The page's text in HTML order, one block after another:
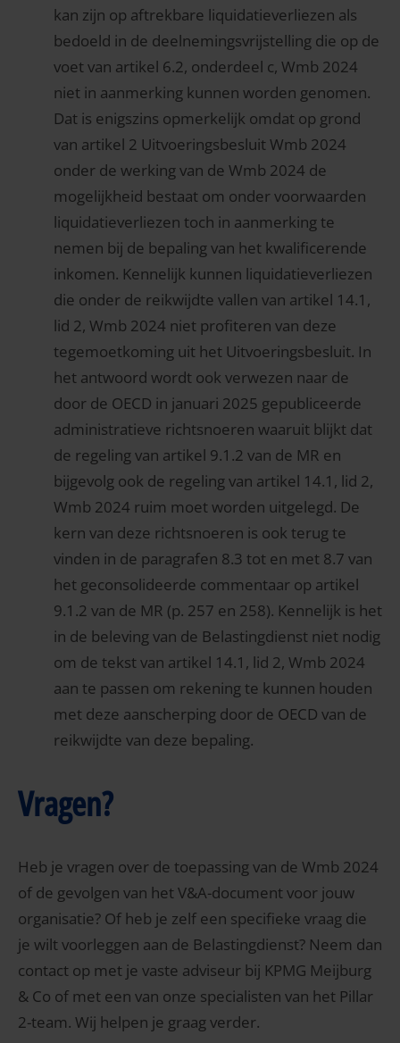
kan zijn op aftrekbare liquidatieverliezen als
bedoeld in de deelnemingsvrijstelling die op de
voet van artikel 6.2, onderdeel c, Wmb 2024
niet in aanmerking kunnen worden genomen.
Dat is enigszins opmerkelijk omdat op grond
van artikel 2 Uitvoeringsbesluit Wmb 2024
onder de werking van de Wmb 2024 de
mogelijkheid bestaat om onder voorwaarden
liquidatieverliezen toch in aanmerking te
nemen bij de bepaling van het kwalificerende
inkomen. Kennelijk kunnen liquidatieverliezen
die onder de reikwijdte vallen van artikel 14.1,
lid 2, Wmb 2024 niet profiteren van deze
tegemoetkoming uit het Uitvoeringsbesluit. In
het antwoord wordt ook verwezen naar de
door de OECD in januari 2025 gepubliceerde
administratieve richtsnoeren waaruit blijkt dat
de regeling van artikel 9.1.2 van de MR en
bijgevolg ook de regeling van artikel 14.1, lid 2,
Wmb 2024 ruim moet worden uitgelegd. De
kern van deze richtsnoeren is ook terug te
vinden in de paragrafen 8.3 tot en met 8.7 van
het geconsolideerde commentaar op artikel
9.1.2 van de MR (p. 257 en 258). Kennelijk is het
in de beleving van de Belastingdienst niet nodig
om de tekst van artikel 14.1, lid 2, Wmb 2024
aan te passen om rekening te kunnen houden
met deze aanscherping door de OECD van de
reikwijdte van deze bepaling.
Vragen?
Heb je vragen over de toepassing van de Wmb 2024
of de gevolgen van het V&A-document voor jouw
organisatie? Of heb je zelf een specifieke vraag die
je wilt voorleggen aan de Belastingdienst? Neem dan
contact op met je vaste adviseur bij KPMG Meijburg
& Co of met een van onze specialisten van het Pillar
2-team. Wij helpen je graag verder.